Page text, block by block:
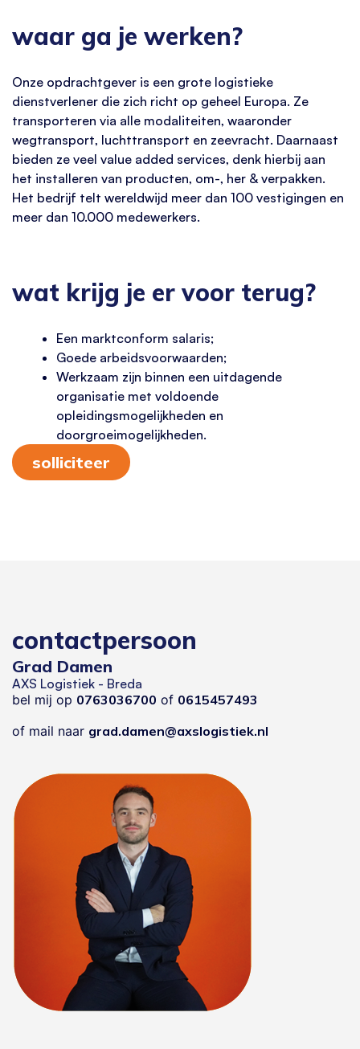
waar ga je werken?
Onze opdrachtgever is een grote logistieke
dienstverlener die zich richt op geheel Europa. Ze
transporteren via alle modaliteiten, waaronder
wegtransport, luchttransport en zeevracht. Daarnaast
bieden ze veel value added services, denk hierbij aan
het installeren van producten, om-, her & verpakken.
Het bedrijf telt wereldwijd meer dan 100 vestigingen en
meer dan 10.000 medewerkers.
wat krijg je er voor terug?
Een marktconform salaris;
Goede arbeidsvoorwaarden;
Werkzaam zijn binnen een uitdagende
organisatie met voldoende
opleidingsmogelijkheden en
doorgroeimogelijkheden.
solliciteer
contactpersoon
Grad Damen
AXS Logistiek - Breda
bel mij op 0763036700 of 0615457493
of mail naar grad.damen@axslogistiek.nl